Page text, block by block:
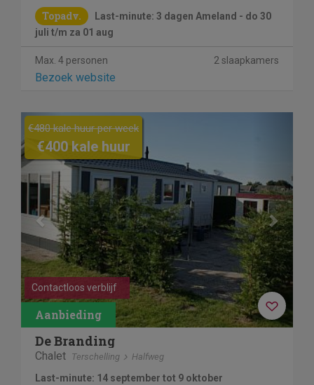
Topadv.
Last-minute: 3 dagen Ameland - do 30
juli t/m za 01 aug
Max. 4 personen 2 slaapkamers
Bezoek website
Previous
Contactloos verblijf
€480 kale huur per week
€400 kale huur
De Branding
Chalet Terschelling Halfweg
Last-minute: 14 september tot 9 oktober